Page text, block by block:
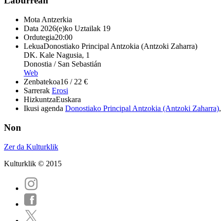
Mota Antzerkia
Data 2026(e)ko Uztailak 19
Ordutegia20:00
LekuaDonostiako Principal Antzokia (Antzoki Zaharra)
DK. Kale Nagusia, 1
Donostia / San Sebastián
Web
Zenbatekoa16 / 22 €
Sarrerak Erosi
HizkuntzaEuskara
Ikusi agenda Donostiako Principal Antzokia (Antzoki Zaharra),
Non
Zer da Kulturklik
Kulturklik © 2015